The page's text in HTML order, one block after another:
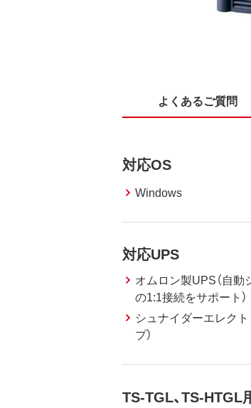
よくあるご質問
対応OS
Windows
対応UPS
オムロン製UPS（自
の1:1接続をサポート）
シュナイダーエレク
プ）
TS-TGL、TS-HTGL